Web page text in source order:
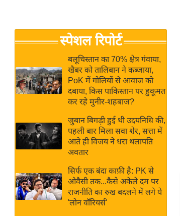
Breaking
News in
Hindi
Hindi
Videos
जगत
राय
बजट
IPL
2026
ई-पेपर
मिसाल बेमिसाल
शख्सियत
स्पेशल रिपोर्ट
बलूचिस्तान का 70% क्षेत्र गंवाया,
खैबर को तालिबान ने कब्जाया,
PoK में गोलियों से आवाज को
दबाया, किस पाकिस्तान पर हुकूमत
कर रहे मुनीर-शहबाज?
जुबान बिगड़ी हुई थी उदयनिधि की,
पहली बार मिला सवा शेर, सत्ता में
आते ही विजय ने धरा थलापति
अवतार
सिर्फ एक बंदा काफ़ी है: PK से
ओवैसी तक...कैसे अकेले दम पर
राजनीति का रुख बदलने में लगे ये
'लोन वॉरियर्स'